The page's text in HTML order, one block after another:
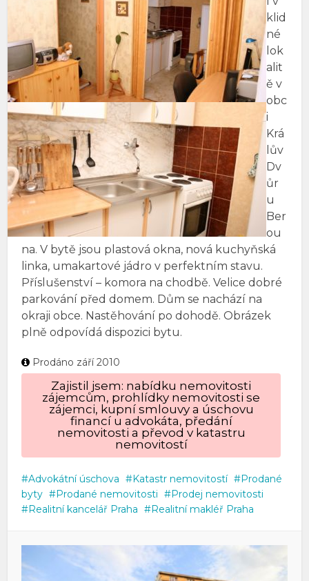
klid
né
lok
alit
ě v
obc
i
Krá
lův
Dv
ůr
u
Ber
ou
na. V bytě jsou plastová okna, nová kuchyňská
linka, umakartové jádro v perfektním stavu.
Příslušenství – komora na chodbě. Velice dobré
parkování před domem. Dům se nachází na
okraji obce. Nastěhování po dohodě. Obrázek
plně odpovídá dispozici bytu.
Prodáno září 2010
Zajistil jsem: nabídku nemovitosti
zájemcům, prohlídky nemovitosti se
zájemci, kupní smlouvy a úschovu
financí u advokáta, předání
nemovitosti a převod v katastru
nemovitostí
Advokátní úschova Katastr nemovitostí
Prodané
byty
Prodané nemovitosti
Prodej nemovitosti
Realitní kancelář Praha
Realitní makléř Praha